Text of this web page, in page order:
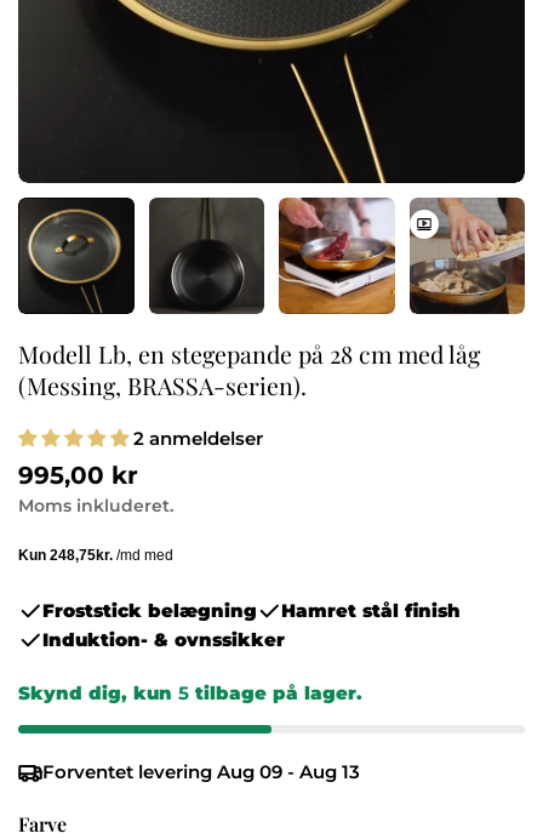
Modell Lb, en stegepande på 28 cm med låg
(Messing, BRASSA-serien).
2 anmeldelser
Normalpris
995,00 kr
Moms inkluderet.
Froststick belægning
Hamret stål finish
Induktion- & ovnssikker
Skynd dig, kun 5 tilbage på lager.
Forventet levering Aug 09 - Aug 13
Farve